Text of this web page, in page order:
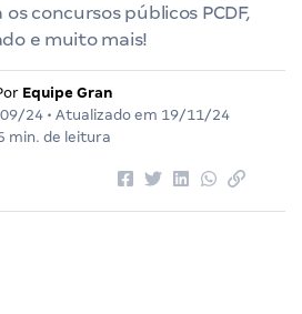
concursos públicos PCDF,
e muito mais!
Equipe Gran
24 • Atualizado em 19/11/24
min. de leitura